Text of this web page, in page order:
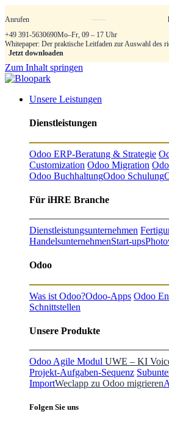
Anrufen
+49 391-5630690Mo–Fr, 09 – 17 Uhr
Whitepaper: Der praktische Leitfaden zur Auswahl des
Jetzt downloaden
Zum Inhalt springen
Unsere Leistungen
Dienstleistungen
Odoo ERP-Beratung & Strategie
Customization Odoo Migration
Odoo BuchhaltungOdoo Schulung
Für iHRE Branche
Dienstleistungsunternehmen
HandelsunternehmenStart-ups
Odoo
Was ist Odoo?Odoo-Apps Odoo
Schnittstellen
Unsere Produkte
Odoo Agile Modul UWE – KI
Projekt-Aufgaben-Sequenz
ImportWeclapp zu Odoo migrieren
Folgen Sie uns